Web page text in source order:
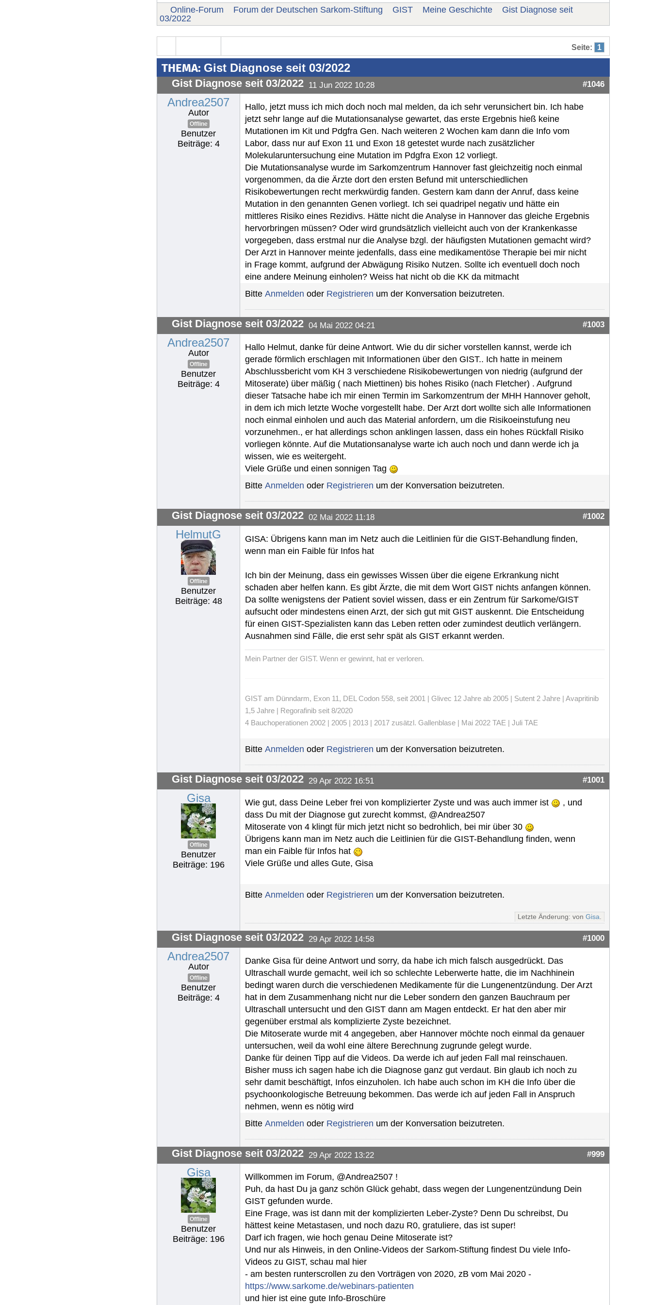
Online-Forum Forum der Deutschen Sarkom-Stiftung GIST Meine Geschichte
Gist Diagnose seit
03/2022
Seite: 1
THEMA: Gist Diagnose seit 03/2022
Gist Diagnose seit 03/2022 11 Jun 2022 10:28 #1046
Andrea2507
Autor
Offline
Benutzer
Beiträge: 4
Hallo, jetzt muss ich mich doch noch mal melden, da ich sehr verunsichert bin. Ich habe
jetzt sehr lange auf die Mutationsanalyse gewartet, das erste Ergebnis hieß keine
Mutationen im Kit und Pdgfra Gen. Nach weiteren 2 Wochen kam dann die Info vom
Labor, dass nur auf Exon 11 und Exon 18 getestet wurde nach zusätzlicher
Molekularuntersuchung eine Mutation im Pdgfra Exon 12 vorliegt.
Die Mutationsanalyse wurde im Sarkomzentrum Hannover fast gleichzeitig noch einmal
vorgenommen, da die Ärzte dort den ersten Befund mit unterschiedlichen
Risikobewertungen recht merkwürdig fanden. Gestern kam dann der Anruf, dass keine
Mutation in den genannten Genen vorliegt. Ich sei quadripel negativ und hätte ein
mittleres Risiko eines Rezidivs. Hätte nicht die Analyse in Hannover das gleiche Ergebnis
hervorbringen müssen? Oder wird grundsätzlich vielleicht auch von der Krankenkasse
vorgegeben, dass erstmal nur die Analyse bzgl. der häufigsten Mutationen gemacht wird?
Der Arzt in Hannover meinte jedenfalls, dass eine medikamentöse Therapie bei mir nicht
in Frage kommt, aufgrund der Abwägung Risiko Nutzen. Sollte ich eventuell doch noch
eine andere Meinung einholen? Weiss hat nicht ob die KK da mitmacht
Bitte Anmelden oder Registrieren um der Konversation beizutreten.
Gist Diagnose seit 03/2022 04 Mai 2022 04:21 #1003
Andrea2507
Autor
Offline
Benutzer
Beiträge: 4
Hallo Helmut, danke für deine Antwort. Wie du dir sicher vorstellen kannst, werde ich
gerade förmlich erschlagen mit Informationen über den GIST.. Ich hatte in meinem
Abschlussbericht vom KH 3 verschiedene Risikobewertungen von niedrig (aufgrund der
Mitoserate) über mäßig ( nach Miettinen) bis hohes Risiko (nach Fletcher) . Aufgrund
dieser Tatsache habe ich mir einen Termin im Sarkomzentrum der MHH Hannover geholt,
in dem ich mich letzte Woche vorgestellt habe. Der Arzt dort wollte sich alle Informationen
noch einmal einholen und auch das Material anfordern, um die Risikoeinstufung neu
vorzunehmen., er hat allerdings schon anklingen lassen, dass ein hohes Rückfall Risiko
vorliegen könnte. Auf die Mutationsanalyse warte ich auch noch und dann werde ich ja
wissen, wie es weitergeht.
Viele Grüße und einen sonnigen Tag
Bitte Anmelden oder Registrieren um der Konversation beizutreten.
Gist Diagnose seit 03/2022 02 Mai 2022 11:18 #1002
HelmutG
Offline
Benutzer
Beiträge: 48
GISA: Übrigens kann man im Netz auch die Leitlinien für die GIST-Behandlung finden,
wenn man ein Faible für Infos hat
Ich bin der Meinung, dass ein gewisses Wissen über die eigene Erkrankung nicht
schaden aber helfen kann. Es gibt Ärzte, die mit dem Wort GIST nichts anfangen können.
Da sollte wenigstens der Patient soviel wissen, dass er ein Zentrum für Sarkome/GIST
aufsucht oder mindestens einen Arzt, der sich gut mit GIST auskennt. Die Entscheidung
für einen GIST-Spezialisten kann das Leben retten oder zumindest deutlich verlängern.
Ausnahmen sind Fälle, die erst sehr spät als GIST erkannt werden.
Mein Partner der GIST. Wenn er gewinnt, hat er verloren.
GIST am Dünndarm, Exon 11, DEL Codon 558, seit 2001 | Glivec 12 Jahre ab 2005 | Sutent 2 Jahre | Avapritinib
1,5 Jahre | Regorafinib seit 8/2020
4 Bauchoperationen 2002 | 2005 | 2013 | 2017 zusätzl. Gallenblase | Mai 2022 TAE | Juli TAE
Bitte Anmelden oder Registrieren um der Konversation beizutreten.
Gist Diagnose seit 03/2022 29 Apr 2022 16:51 #1001
Gisa
Offline
Benutzer
Beiträge: 196
Wie gut, dass Deine Leber frei von komplizierter Zyste und was auch immer ist
, und
dass Du mit der Diagnose gut zurecht kommst, @Andrea2507
Mitoserate von 4 klingt für mich jetzt nicht so bedrohlich, bei mir über 30
Übrigens kann man im Netz auch die Leitlinien für die GIST-Behandlung finden, wenn
man ein Faible für Infos hat
Viele Grüße und alles Gute, Gisa
Bitte Anmelden oder Registrieren um der Konversation beizutreten.
Letzte Änderung: von Gisa.
Gist Diagnose seit 03/2022 29 Apr 2022 14:58 #1000
Andrea2507
Autor
Offline
Benutzer
Beiträge: 4
Danke Gisa für deine Antwort und sorry, da habe ich mich falsch ausgedrückt. Das
Ultraschall wurde gemacht, weil ich so schlechte Leberwerte hatte, die im Nachhinein
bedingt waren durch die verschiedenen Medikamente für die Lungenentzündung. Der Arzt
hat in dem Zusammenhang nicht nur die Leber sondern den ganzen Bauchraum per
Ultraschall untersucht und den GIST dann am Magen entdeckt. Er hat den aber mir
gegenüber erstmal als komplizierte Zyste bezeichnet.
Die Mitoserate wurde mit 4 angegeben, aber Hannover möchte noch einmal da genauer
untersuchen, weil da wohl eine ältere Berechnung zugrunde gelegt wurde.
Danke für deinen Tipp auf die Videos. Da werde ich auf jeden Fall mal reinschauen.
Bisher muss ich sagen habe ich die Diagnose ganz gut verdaut. Bin glaub ich noch zu
sehr damit beschäftigt, Infos einzuholen. Ich habe auch schon im KH die Info über die
psychoonkologische Betreuung bekommen. Das werde ich auf jeden Fall in Anspruch
nehmen, wenn es nötig wird
Bitte Anmelden oder Registrieren um der Konversation beizutreten.
Gist Diagnose seit 03/2022 29 Apr 2022 13:22 #999
Gisa
Offline
Benutzer
Beiträge: 196
Willkommen im Forum, @Andrea2507 !
Puh, da hast Du ja ganz schön Glück gehabt, dass wegen der Lungenentzündung Dein
GIST gefunden wurde.
Eine Frage, was ist dann mit der komplizierten Leber-Zyste? Denn Du schreibst, Du
hättest keine Metastasen, und noch dazu R0, gratuliere, das ist super!
Darf ich fragen, wie hoch genau Deine Mitoserate ist?
Und nur als Hinweis, in den Online-Videos der Sarkom-Stiftung findest Du viele Info-
Videos zu GIST, schau mal hier
- am besten runterscrollen zu den Vorträgen von 2020, zB vom Mai 2020 -
https://www.sarkome.de/webinars-patienten
und hier ist eine gute Info-Broschüre